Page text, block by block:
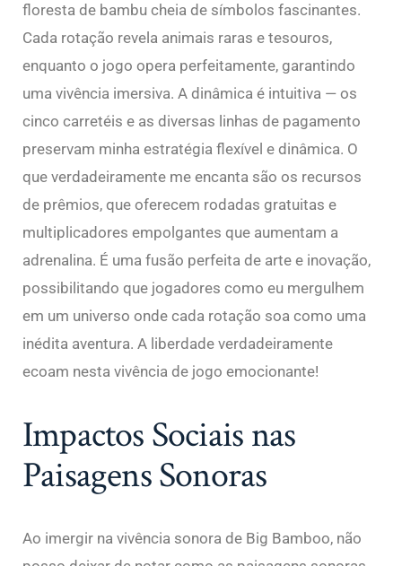
floresta de bambu cheia de símbolos fascinantes.
Cada rotação revela animais raras e tesouros,
enquanto o jogo opera perfeitamente, garantindo
uma vivência imersiva. A dinâmica é intuitiva — os
cinco carretéis e as diversas linhas de pagamento
preservam minha estratégia flexível e dinâmica. O
que verdadeiramente me encanta são os recursos
de prêmios, que oferecem rodadas gratuitas e
multiplicadores empolgantes que aumentam a
adrenalina. É uma fusão perfeita de arte e inovação,
possibilitando que jogadores como eu mergulhem
em um universo onde cada rotação soa como uma
inédita aventura. A liberdade verdadeiramente
ecoam nesta vivência de jogo emocionante!
Impactos Sociais nas
Paisagens Sonoras
Ao imergir na vivência sonora de Big Bamboo, não